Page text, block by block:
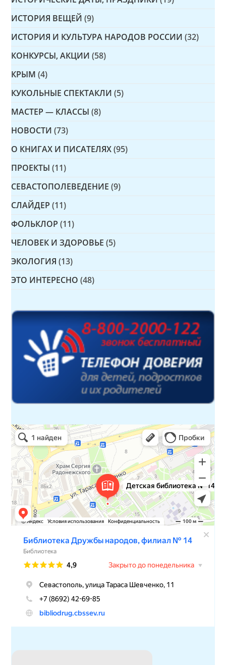
ИСТОРИЯ ВЕЩЕЙ (9)
ИСТОРИЯ И КУЛЬТУРА НАРОДОВ РОССИИ (32)
КОНКУРСЫ, АКЦИИ (58)
КРЫМ (4)
КУКОЛЬНЫЕ СПЕКТАКЛИ (5)
МАСТЕР — КЛАССЫ (8)
НОВОСТИ (73)
О КНИГАХ И ПИСАТЕЛЯХ (95)
ПРОЕКТЫ (11)
СЕВАСТОПОЛЕВЕДЕНИЕ (9)
СЛАЙДЕР (11)
ФОЛЬКЛОР (11)
ЧЕЛОВЕК И ЗДОРОВЬЕ (5)
ЭКОЛОГИЯ (13)
ЭТО ИНТЕРЕСНО (48)
Детская библиотека № 14 Дружбы народов
Библиотека в Севастополе